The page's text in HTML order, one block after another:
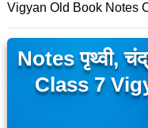
Vigyan Old Book Notes
Notes पृथ्वी,
Class 7